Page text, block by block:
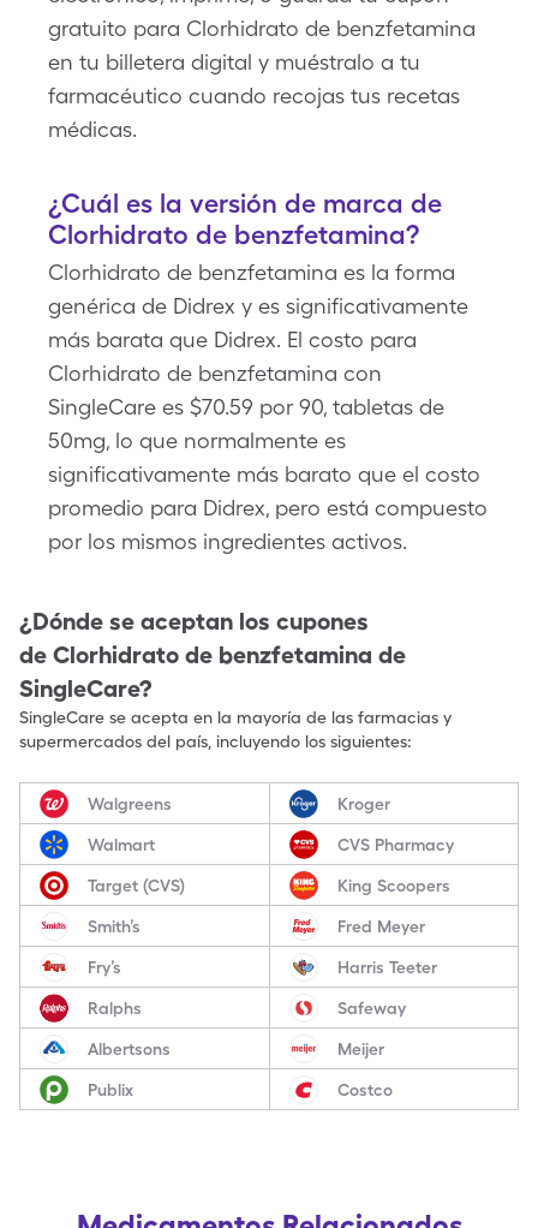
gratuito para Clorhidrato de benzfetamina
en tu billetera digital y muéstralo a tu
farmacéutico cuando recojas tus recetas
médicas.
¿Cuál es la versión de marca de
Clorhidrato de benzfetamina?
Clorhidrato de benzfetamina es la forma
genérica de Didrex y es significativamente
más barata que Didrex. El costo para
Clorhidrato de benzfetamina con
SingleCare es $70.59 por 90, tabletas de
50mg, lo que normalmente es
significativamente más barato que el costo
promedio para Didrex, pero está compuesto
por los mismos ingredientes activos.
¿Dónde se aceptan los cupones
de Clorhidrato de benzfetamina de
SingleCare?
SingleCare se acepta en la mayoría de las farmacias y
supermercados del país, incluyendo los siguientes:
Walgreens Kroger
Walmart CVS Pharmacy
Target (CVS) King Scoopers
Smith’s Fred Meyer
Fry’s Harris Teeter
Ralphs Safeway
Albertsons Meijer
Publix Costco